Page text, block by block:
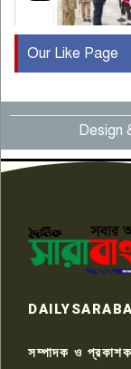
৫
৬
৭
Our Like Page
Design
সম্পাদক ও